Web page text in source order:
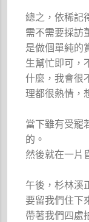
總之，依稀記
需不需要採訪
是做個單純的
生幫忙即可，
什麼，我會很
理都很熱情，
當下雖有受寵
的。
然後就在一片
午後，杉林溪
要留我們住下
帶著我們四處